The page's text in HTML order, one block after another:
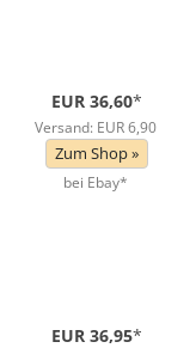
EUR 36,60*
Versand: EUR 6,90
Zum Shop »
bei Ebay*
EUR 36,95*